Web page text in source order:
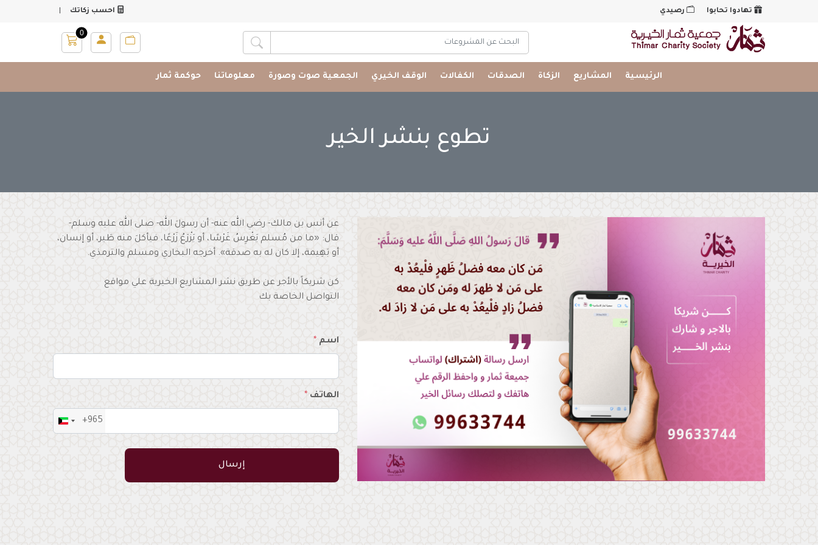
تهادوا تحابوا رصيدي احسب زكاتك
شعار
البحث عن المشروعات
البحث عن المشروعات
0
الرئيسية المشاريع الزكاة الصدقات الكفالات الوقف الخيري الجمعية صوت وصورة معلوماتنا حوكمة ثمار
تطوع بنشر الخير
عن أنس بن مالك- رضي الله عنه- أن رسولَ الله- صلى الله عليه وسلم-
قال: «ما من مُسلم يَغْرِسُ غَرْسًا، أو يَزْرَعُ زَرْعًا، فيأكلَ منه طَير، أو إنسان،
أو بَهِيمة، إلا كان له به صدقة». أخرجه البخاري ومسلم والترمذي.
كن شريكاً بالأجر عن طريق نشر المشاريع الخيرية علي مواقع
التواصل الخاصة بك
اسم *
الهاتف *
Kuwait+965
إرسال